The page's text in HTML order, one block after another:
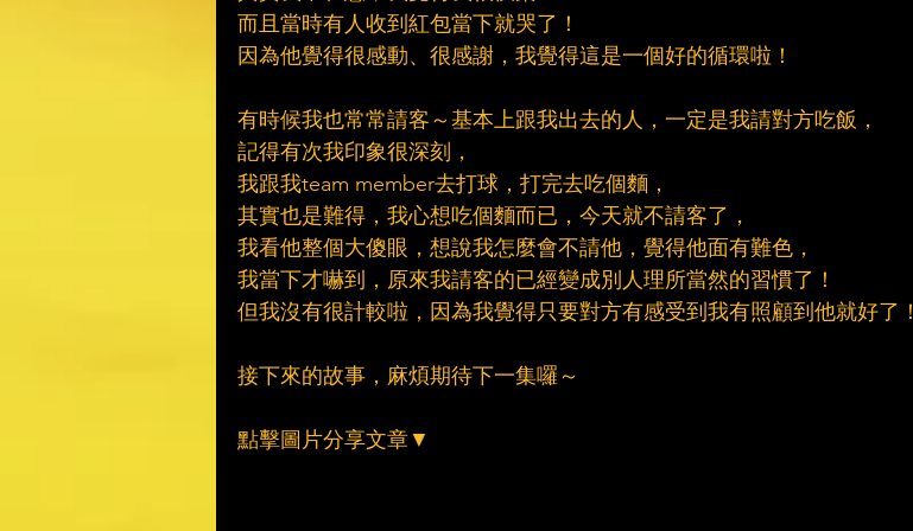
而且當時有人收到紅包當下就哭了！
因為他覺得很感動、很感謝，我覺得這是一個好的循環啦！
有時候我也常常請客～基本上跟我出去的人，一定是我請對方吃飯，
記得有次我印象很深刻，
我跟我team member去打球，打完去吃個麵，
其實也是難得，我心想吃個麵而已，今天就不請客了，
我看他整個大傻眼，想說我怎麼會不請他，覺得他面有難色，
我當下才嚇到，原來我請客的已經變成別人理所當然的習慣了！
但我沒有很計較啦，因為我覺得只要對方有感受到我有照顧到他就好了！
接下來的故事，麻煩期待下一集囉～
點擊圖片分享文章▼